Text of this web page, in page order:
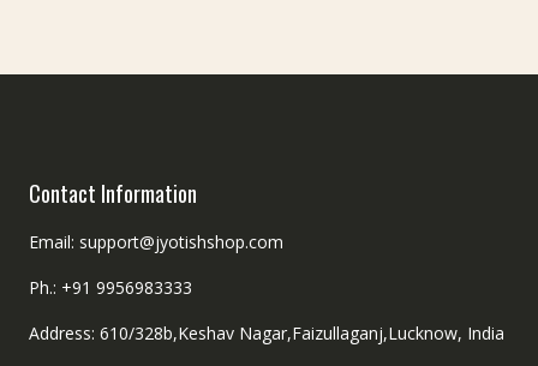
Contact Information
Email: support@jyotishshop.com
Ph.: +91 9956983333
Address: 610/328b,Keshav Nagar,Faizullaganj,Lucknow, India